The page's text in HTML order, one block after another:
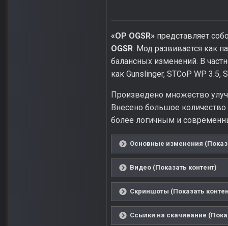
«OP OGSR» представляет
OGSR. Мод развивается как
балансных изменений. В
как Gunslinger, STCoP WP
Произведено множество
Внесено большое
более логичным и
Основные изменения
Видео (Показать контент)
Скриншоты (Показать
Ссылки на скачивание